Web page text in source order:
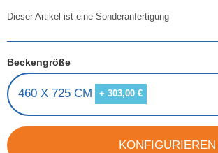
Dieser Artikel ist eine Sonderanfertigung
Beckengröße
460 X 725 CM + 303,00 €
KONFIGURIEREN